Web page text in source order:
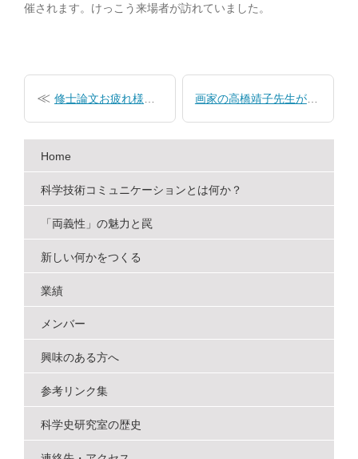
催されます。けっこう来場者が訪れていました。
稿
ナ
ン
修士論文お疲れ様会を開催 画家の高橋靖子先生が図書室を来訪
Home
科学技術コミュニケーションとは何か？
「両義性」の魅力と罠
新しい何かをつくる
業績
メンバー
興味のある方へ
参考リンク集
科学史研究室の歴史